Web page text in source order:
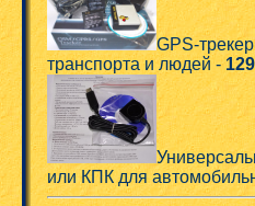
GPS-
транспорта и людей -
или КПК для